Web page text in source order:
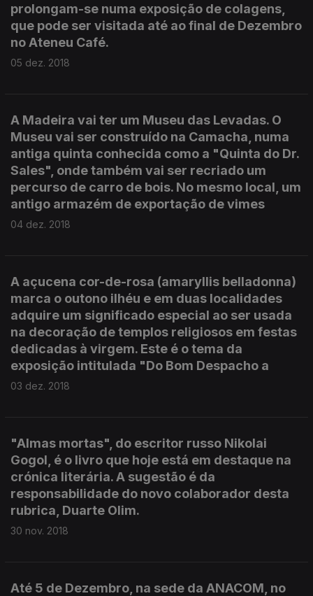
prolongam-se numa exposição de colagens,
que pode ser visitada até ao final de Dezembro
no Ateneu Café.
05 dez. 2018
A Madeira vai ter um Museu das Levadas. O
Museu vai ser construído na Camacha, numa
antiga quinta conhecida como a "Quinta do Dr.
Sales", onde também vai ser recriado um
percurso de carro de bois. No mesmo local, um
antigo armazém de exportação de vimes
04 dez. 2018
A açucena cor-de-rosa (amaryllis belladonna)
marca o outono ilhéu e em duas localidades
adquire um significado especial ao ser usada
na decoração de templos religiosos em festas
dedicadas à virgem. Este é o tema da
exposição intitulada "Do Bom Despacho a
03 dez. 2018
"Almas mortas", do escritor russo Nikolai
Gogol, é o livro que hoje está em destaque na
crónica literária. A sugestão é da
responsabilidade do novo colaborador desta
rubrica, Duarte Olim.
30 nov. 2018
Até 5 de Dezembro, na sede da ANACOM, no